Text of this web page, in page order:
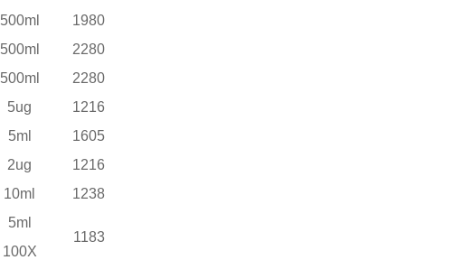
500ml
1980
500ml
2280
500ml
2280
5ug
1216
5ml
1605
2ug
1216
10ml 1238
5ml
100X
1183